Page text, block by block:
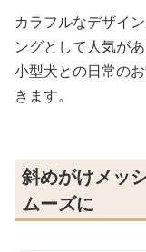
カラフルなデザイ
ングとして人気があ
小型犬との日常の
きます。
斜めがけメッ
ムーズに